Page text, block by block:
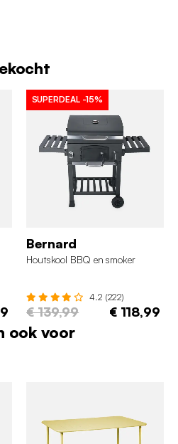
SUPERDEAL -15%
Bernard
Houtskool BBQ en smoker
4.2 (222)
€ 139,99 € 118,99
ook voor